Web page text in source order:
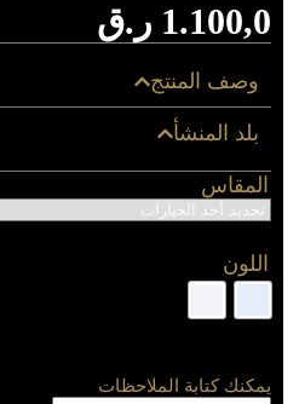
1.100,0 ر.ق
وصف المنتج
بلد المنشأ
المقاس
اللون
يمكنك كتابة الملاحظات